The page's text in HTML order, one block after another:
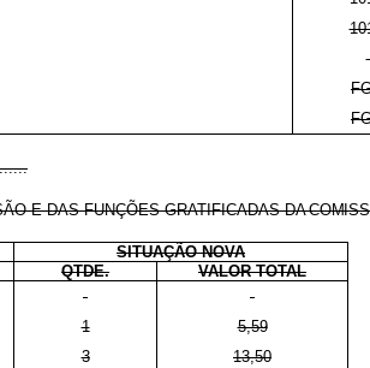
E DAS FUNÇÕES GRATIFICADASDA
SITUAÇÃO NOVA
QTDE. VALOR TOTAL
1
5,59
3
13,50